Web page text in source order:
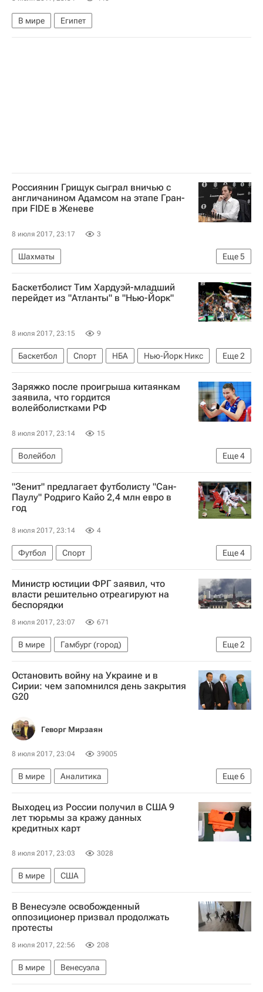
В мире Египет
Россиянин Грищук сыграл вничью с
англичанином Адамсом на этапе Гран-
при FIDE в Женеве
8 июля 2017, 23:17 3
Еще5
Шахматы
Международная федерация шахмат (FIDE)
Майкл Адамс
Аниш Гири
Баскетболист Тим Хардуэй-младший
перейдет из "Атланты" в "Нью-Йорк"
8 июля 2017, 23:15 9
Еще2
Баскетбол Спорт НБА
Нью-Йорк Никс
Атланта Хокс
Тим Хардуэй
Заряжко после проигрыша китаянкам
заявила, что гордится
волейболистками РФ
8 июля 2017, 23:14 15
Еще4
Волейбол
Международная федерация волейбола (FIVB)
Мировой Гран-при по волейболу (жен.)
Россия (ж)
"Зенит" предлагает футболисту "Сан-
Паулу" Родриго Кайо 2,4 млн евро в
год
8 июля 2017, 23:14 4
Еще4
Футбол
Спорт
РПЛ 2026-2027 (Чемпионат России по футболу)
Зенит
Сан-Паулу Родриго Кайо
Министр юстиции ФРГ заявил, что
власти решительно отреагируют на
беспорядки
8 июля 2017, 23:07 671
Еще2
В мире
Гамбург (город)
Большая двадцатка
Саммит G20 в Гамбурге 2017
Остановить войну на Украине и в
Сирии: чем запомнился день закрытия
G20
Геворг Мирзаян
8 июля 2017, 23:04 39005
Еще6
В мире
Аналитика
Саммит G20 в Гамбурге 2017
Гамбург (город)
Реджеп Тайип Эрдоган
Синдзо Абэ
Дональд Трамп
Выходец из России получил в США 9
лет тюрьмы за кражу данных
кредитных карт
8 июля 2017, 23:03 3028
В мире США
В Венесуэле освобожденный
оппозиционер призвал продолжать
протесты
8 июля 2017, 22:56 208
В мире Венесуэла